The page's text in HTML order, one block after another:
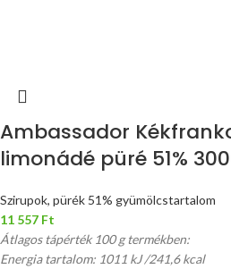
Ambassador
limonádé püré 51%
Szirupok, pürék 51% gyümölcstartalom
11 557 Ft
Átlagos tápérték 100 g termékben:
Energia tartalom: 1011 kJ /241,6 kcal